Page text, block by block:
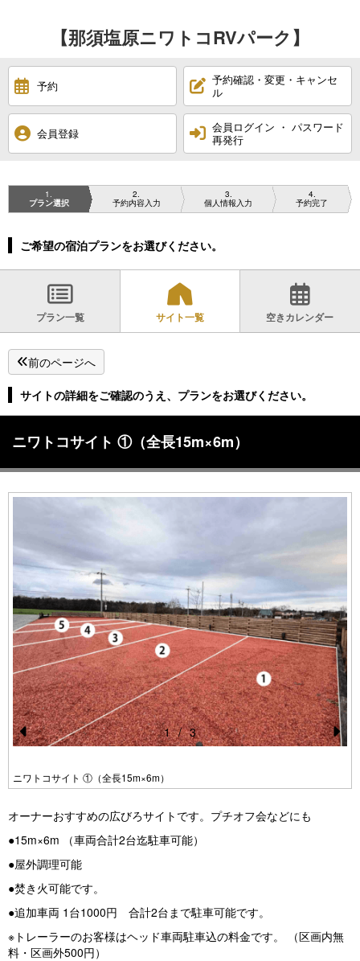
【那須塩原ニワトコRVパーク】
予約
予約確認・変更・キャンセ
ル
会員登録
会員ログイン ・ パスワード
再発行
1
プラン選択
2
予約内容入力
3
個人情報入力
4
予約完了
ご希望の宿泊プランをお選びください。
プラン一覧 サイト一覧 空きカレンダー
前のページへ
サイトの詳細をご確認のうえ、プランをお選びください。
ニワトコサイト ①（全長15m×6m）
Pr
e
o
u
s
ニワトコサイト ①（全長15m×6m）
N
1 / 3
オーナーおすすめの広びろサイトです。プチオフ会などにも
●15m×6m （車両合計2台迄駐車可能）
●屋外調理可能
●焚き火可能です。
●追加車両 1台1000円 合計2台まで駐車可能です。
※トレーラーのお客様はヘッド車両駐車込の料金です。 （区画内無
料・区画外500円）